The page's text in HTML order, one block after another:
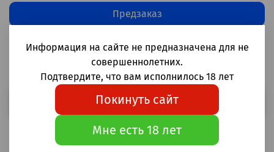
(0) Добавить в сравнение
Предзаказ
Информация на сайте не предназначена для не
совершеннолетних.
Подтвердите, что вам исполнилось 18 лет
Покинуть сайт
Мне есть 18 лет